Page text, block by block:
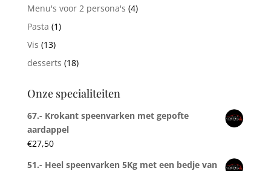
Menu's voor 2 persona's (4)
Pasta (1)
Vis (13)
desserts (18)
Onze specialiteiten
67.- Krokant speenvarken met gepofte
aardappel
€27,50
51.- Heel speenvarken 5Kg met een bedje van